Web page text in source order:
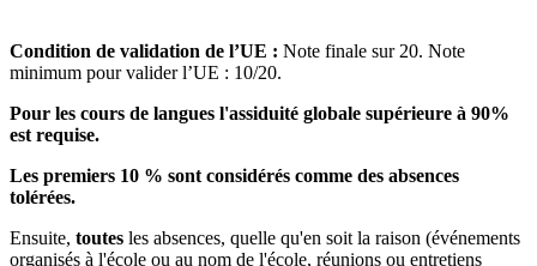
Condition de validation de l’UE : Note finale sur 20. Note
minimum pour valider l’UE : 10/20.
Pour les cours de langues l'assiduité globale supérieure à 90%
est requise.
Les premiers 10 % sont considérés comme des absences
tolérées.
Ensuite, toutes les absences, quelle qu'en soit la raison (événements
organisés à l'école ou au nom de l'école, réunions ou entretiens